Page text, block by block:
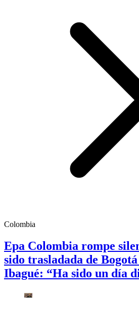
Colombia
Epa Colombia rompe
sido trasladada de
Ibagué: “Ha sido un día